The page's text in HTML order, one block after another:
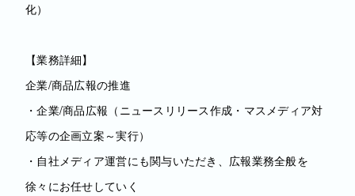
化）
【業務詳細】
企業/商品広報の推進
・企業/商品広報（ニュースリリース作成・マスメディア対
応等の企画立案～実行）
・自社メディア運営にも関与いただき、広報業務全般を
徐々にお任せしていく